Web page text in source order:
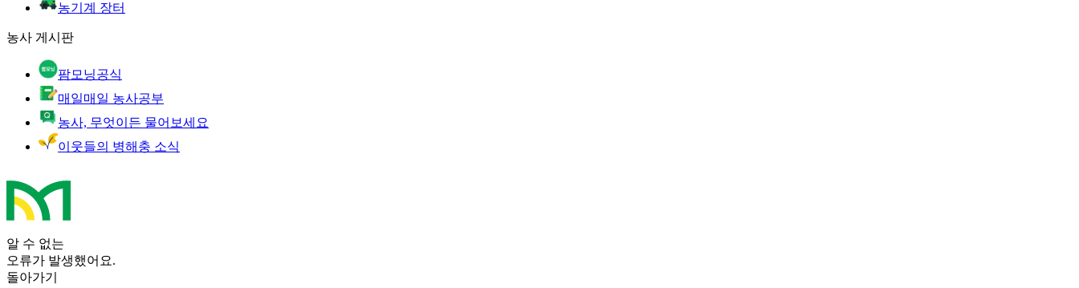
농기계 장터
농사 게시판
팜모닝공식
매일매일 농사공부
농사, 무엇이든 물어보세요
이웃들의 병해충 소식
알 수 없는
오류가 발생했어요.
돌아가기